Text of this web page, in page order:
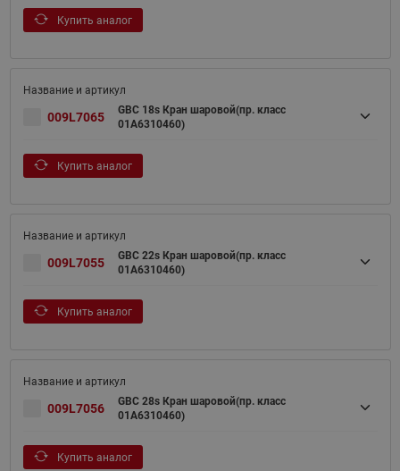
Купить аналог
009L7065
GBC 18s Кран шаровой(пр. класс
01A6310460)
Купить аналог
009L7055
GBC 22s Кран шаровой(пр. класс
01A6310460)
Купить аналог
009L7056
GBC 28s Кран шаровой(пр. класс
01A6310460)
Купить аналог